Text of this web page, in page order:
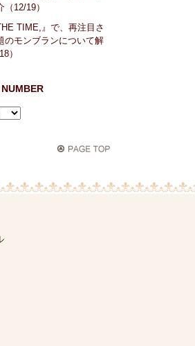
（12/19）
TIME,』で、再注目さ
のモンブランについて解
）